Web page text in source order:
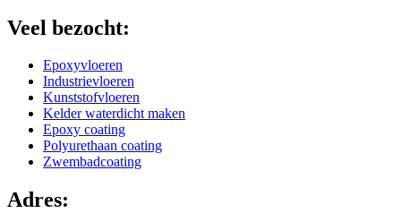
Veel bezocht:
Epoxyvloeren
Industrievloeren
Kunststofvloeren
Kelder waterdicht maken
Epoxy coating
Polyurethaan coating
Zwembadcoating
Adres: